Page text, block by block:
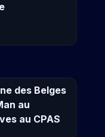
des Belges
au
au CPAS